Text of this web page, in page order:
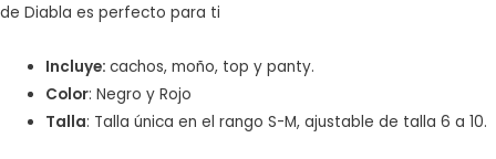
de Diabla es perfecto para ti
Incluye:cachos, moño, top y panty.
Color: Negro y Rojo
Talla: Talla única en el rango S-M, ajustable de talla 6 a 10.